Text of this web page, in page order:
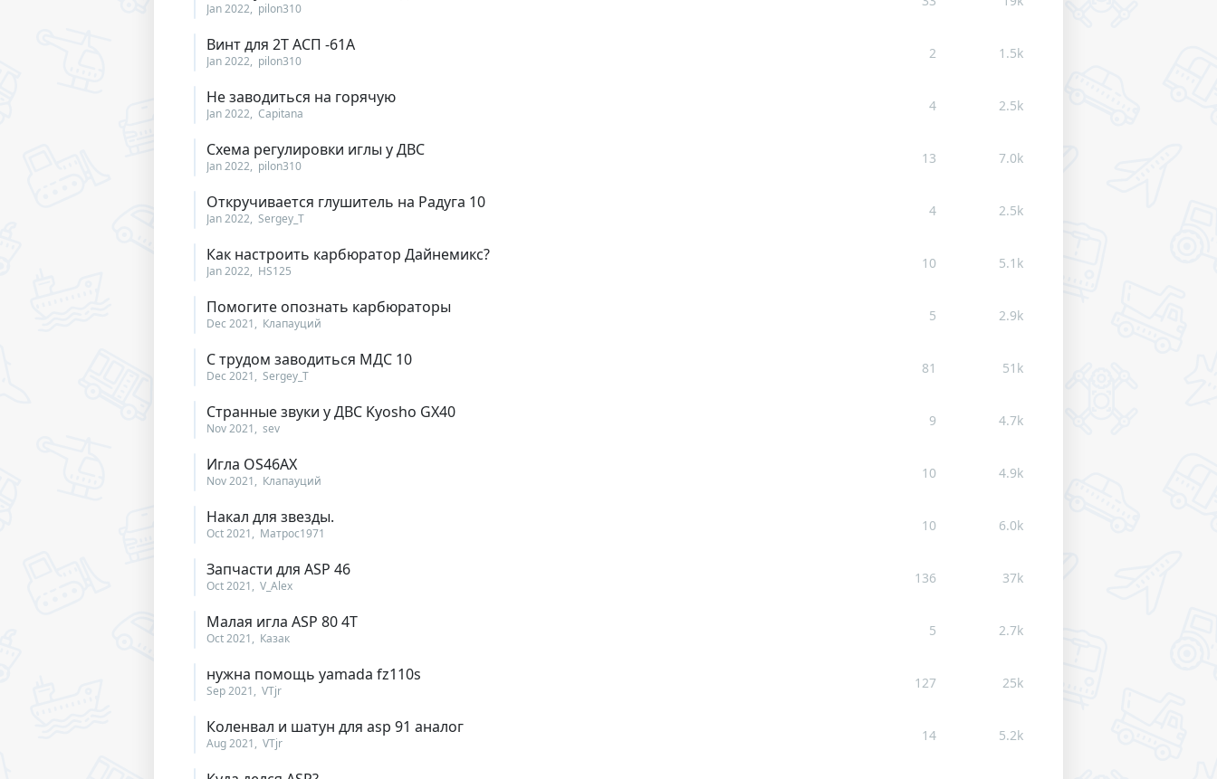
Jan 2022 pilon310
Винт для 2Т АСП -61А
Jan 2022 pilon310 2 1.5k
Не заводиться на горячую
Jan 2022 Capitana 4 2.5k
Схема регулировки иглы у ДВС
Jan 2022 pilon310 13 7.0k
Откручивается глушитель на Радуга 10
Jan 2022 Sergey_T 4 2.5k
Как настроить карбюратор Дайнемикс?
Jan 2022 HS125 10 5.1k
Помогите опознать карбюраторы
Dec 2021 Клапауций 5 2.9k
С трудом заводиться МДС 10
Dec 2021 Sergey_T 81 51k
Странные звуки у ДВС Kyosho GX40
Nov 2021 sev 9 4.7k
Игла OS46AX
Nov 2021 Клапауций 10 4.9k
Накал для звезды.
Oct 2021 Матрос1971 10 6.0k
Запчасти для ASP 46
Oct 2021 V_Alex 136 37k
Малая игла ASP 80 4T
Oct 2021 Казак 5 2.7k
нужна помощь yamada fz110s
Sep 2021 VTjr 127 25k
Коленвал и шатун для asp 91 аналог
Aug 2021 VTjr 14 5.2k